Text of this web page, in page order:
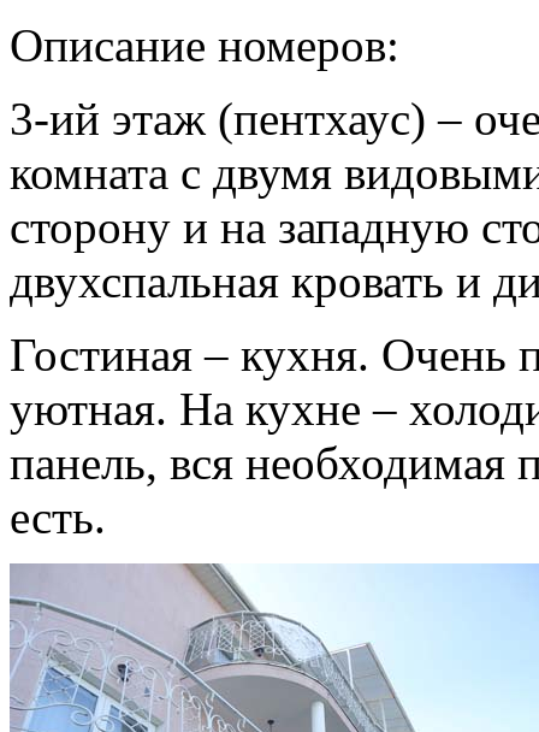
Описание номеров:
3-ий этаж (пентхаус) –
комната с двумя
сторону и на западную
двухспальная кровать и
Гостиная – кухня. Очень
уютная. На кухне –
панель, вся необходимая
есть.